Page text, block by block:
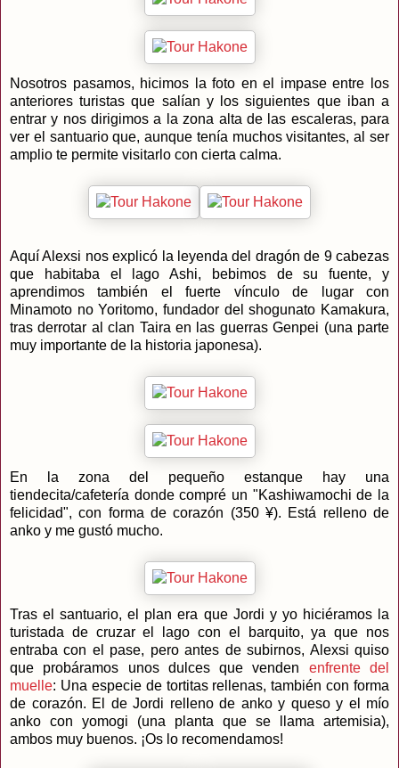
Nosotros pasamos, hicimos la foto en el impase entre los
anteriores turistas que salían y los siguientes que iban a
entrar y nos dirigimos a la zona alta de las escaleras, para
ver el santuario que, aunque tenía muchos visitantes, al ser
amplio te permite visitarlo con cierta calma.
Aquí Alexsi nos explicó la leyenda del dragón de 9 cabezas
que habitaba el lago Ashi, bebimos de su fuente, y
aprendimos también el fuerte vínculo de lugar con
Minamoto no Yoritomo, fundador del shogunato Kamakura,
tras derrotar al clan Taira en las guerras Genpei (una parte
muy importante de la historia japonesa).
En la zona del pequeño estanque hay una
tiendecita/cafetería donde compré un "Kashiwamochi de la
felicidad", con forma de corazón (350 ¥). Está relleno de
anko y me gustó mucho.
Tras el santuario, el plan era que Jordi y yo hiciéramos la
turistada de cruzar el lago con el barquito, ya que nos
entraba con el pase, pero antes de subirnos, Alexsi quiso
que probáramos unos dulces que venden enfrente del
muelle: Una especie de tortitas rellenas, también con forma
de corazón. El de Jordi relleno de anko y queso y el mío
anko con yomogi (una planta que se llama artemisia),
ambos muy buenos. ¡Os lo recomendamos!